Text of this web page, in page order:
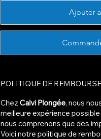
Ajouter
POLITIQUE DE
Chez Calvi Plongée, nous
meilleure expérience
nous comprenons que des
Voici notre politique de